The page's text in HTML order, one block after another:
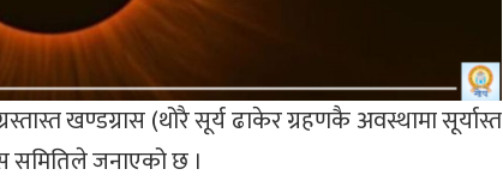
खण्डग्रास (थोरै सूर्य ढाकेर ग्रहणकै अवस्थामा सूर्यास्त
समितिले जनाएको छ ।